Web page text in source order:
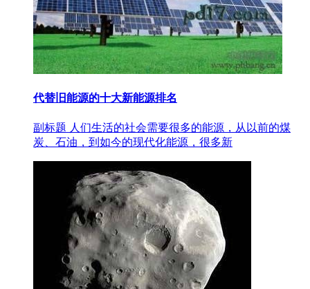
代替旧能源的十大新能源排名
副标题 人们生活的社会需要很多的能源，从以前的煤
炭、石油，到如今的现代化能源，很多新